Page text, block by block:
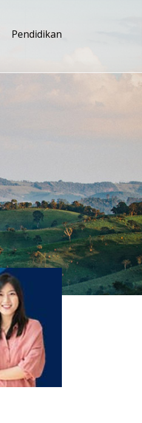
Pendidikan